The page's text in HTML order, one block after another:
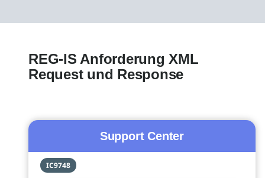
REG-IS Anforderung XML
Request und Response
Support Center
IC9748